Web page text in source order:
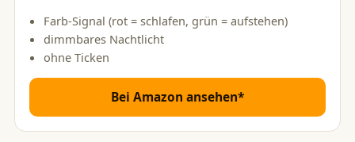
Farb-Signal (rot = schlafen, grün = aufstehen)
dimmbares Nachtlicht
ohne Ticken
Bei Amazon ansehen*